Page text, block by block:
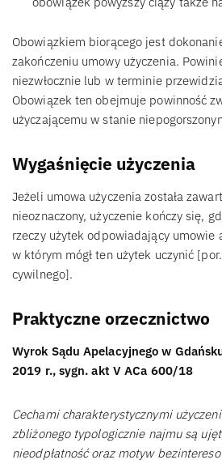
Obowiązkiem biorącego jest
zakończeniu umowy użyczenia.
niezwłocznie lub w terminie
Obowiązek ten obejmuje powinność
użyczającemu w stanie
Wygaśnięcie użyczenia
Jeżeli umowa użyczenia została
nieoznaczony, użyczenie kończy się,
rzeczy użytek odpowiadający umowie
w którym mógł ten użytek uczynić
cywilnego].
Praktyczne orzecznictwo
Wyrok Sądu Apelacyjnego w
2019 r., sygn. akt V ACa 600/18
Cechami charakterystycznymi
zbliżonego typologicznie najmu są
nieodpłatność oraz motyw